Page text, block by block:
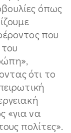
όπως
που
ότι το
«για να
πολίτες».